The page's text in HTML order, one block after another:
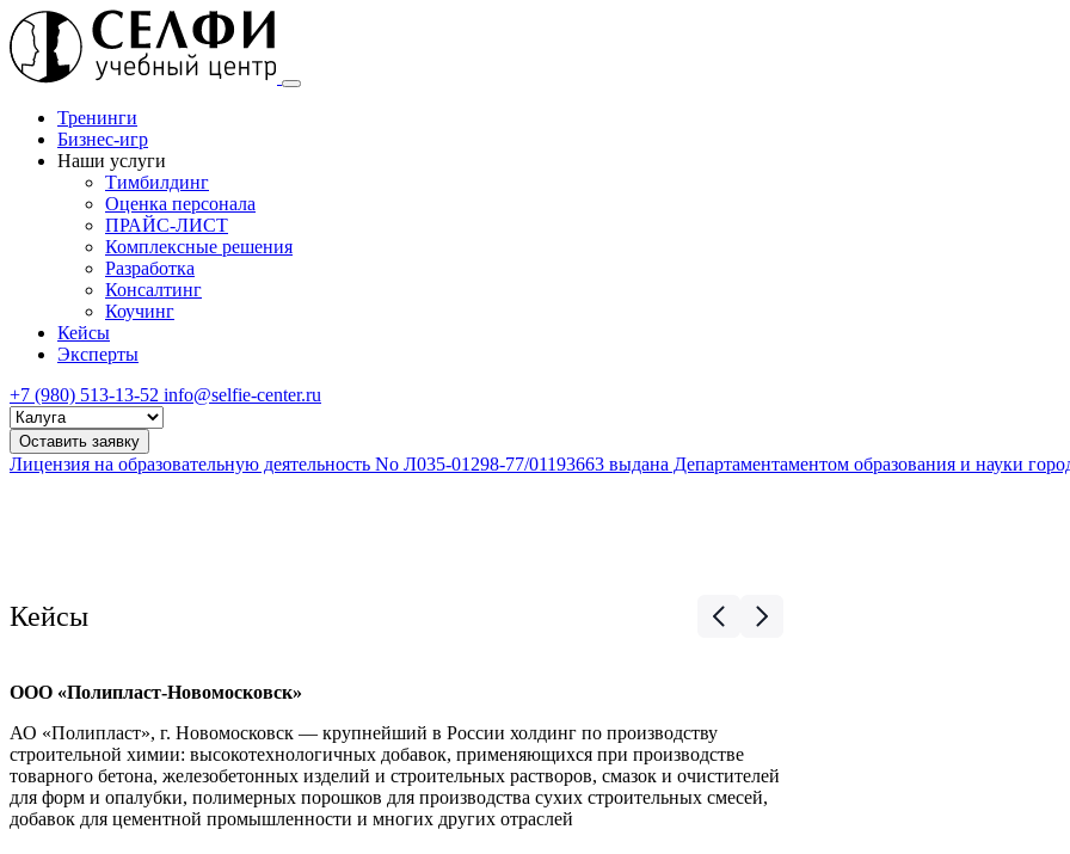
Тренинги
Бизнес-игр
Наши услуги
Тимбилдинг
Оценка персонала
ПРАЙС-ЛИСТ
Комплексные решения
Разработка
Консалтинг
Коучинг
Кейсы
Эксперты
+7 (980) 513-13-52 info@selfie-center.ru
Выберите
город
Оставить заявку
Лицензия на образовательную деятельность No Л035-01298-77/01193663 выдана Департаментаментом образования и науки
Кейсы
ООО «Полипласт-Новомосковск»
АО «Полипласт», г. Новомосковск — крупнейший в России холдинг по производству
строительной химии: высокотехнологичных добавок, применяющихся при производстве
товарного бетона, железобетонных изделий и строительных растворов, смазок и очистителей
для форм и опалубки, полимерных порошков для производства сухих строительных смесей,
добавок для цементной промышленности и многих других отраслей